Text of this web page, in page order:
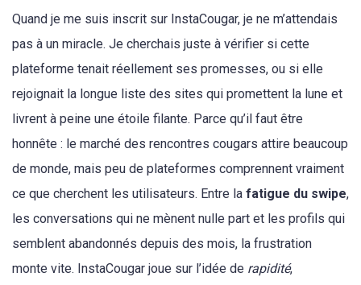
Quand je me suis inscrit sur InstaCougar, je ne m’attendais
pas à un miracle. Je cherchais juste à vérifier si cette
plateforme tenait réellement ses promesses, ou si elle
rejoignait la longue liste des sites qui promettent la lune et
livrent à peine une étoile filante. Parce qu’il faut être
honnête : le marché des rencontres cougars attire beaucoup
de monde, mais peu de plateformes comprennent vraiment
ce que cherchent les utilisateurs. Entre la fatigue du swipe,
les conversations qui ne mènent nulle part et les profils qui
semblent abandonnés depuis des mois, la frustration
monte vite. InstaCougar joue sur l’idée de rapidité,